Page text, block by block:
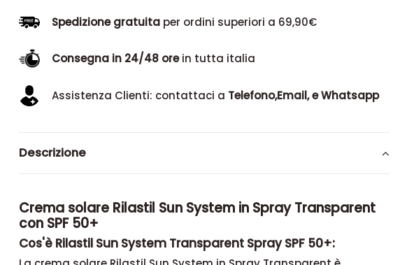
Spedizione gratuitaper ordini superiori a 69,90€
Consegna in 24/48 orein tutta italia
Assistenza Clienti: contattaci a Telefono,Email, e Whatsapp
Descrizione
Crema solare Rilastil Sun System in Spray Transparent
con SPF 50+
Cos'è Rilastil Sun System Transparent Spray SPF 50+: